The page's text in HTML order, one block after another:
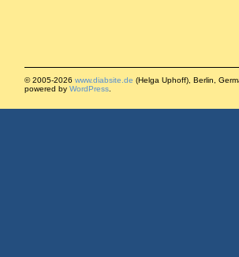
© 2005-2026 www.diabsite.de (Helga Uphoff), Berlin,
powered by WordPress.